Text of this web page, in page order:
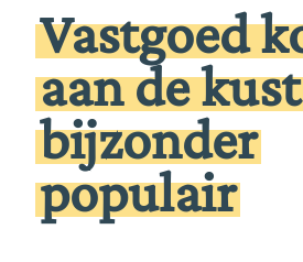
Ondernemen
Over de notaris
Rekenmodules
Vastgoed
aan de kust
bijzonder
populair